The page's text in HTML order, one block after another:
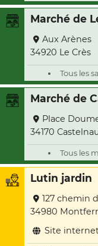
Marché de
Aux Arènes
34920 Le Crès
Tous les
Marché de
Place
34170
Tous les
Lutin jardin
127 chemin
34980
Site